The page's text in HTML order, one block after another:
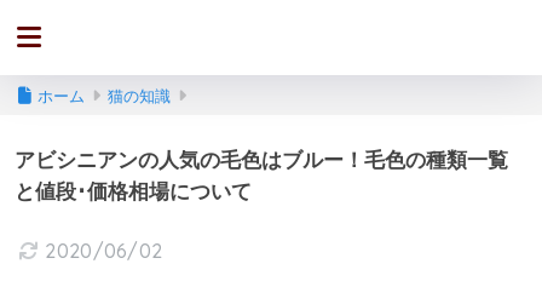
ホーム 猫の知識
アビシニアンの人気の毛色はブルー！毛色の種類一覧
と値段･価格相場について
2020/06/02